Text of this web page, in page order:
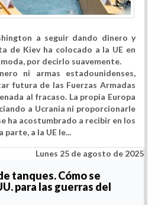
a seguir dando dinero y
de Kiev ha colocado a la UE en
por decirlo suavemente.
ni armas estadounidenses,
futura de las Fuerzas Armadas
al fracaso. La propia Europa
a Ucrania ni proporcionarle
ha acostumbrado a recibir en los
a la UE le...
Lunes 25 de agosto de 2025
tanques. Cómo se
para las guerras del